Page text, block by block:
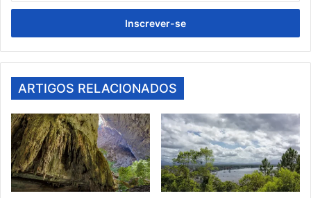
seu
de
email
ARTIGOS RELACIONADOS